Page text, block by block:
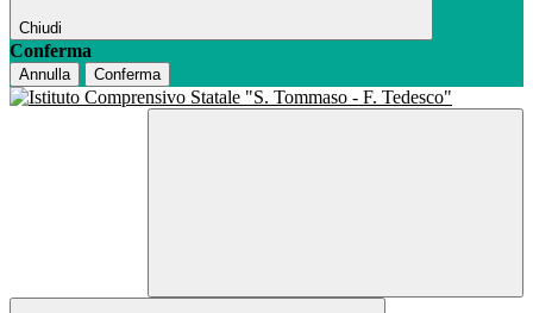
Chiudi
Conferma
Annulla Conferma